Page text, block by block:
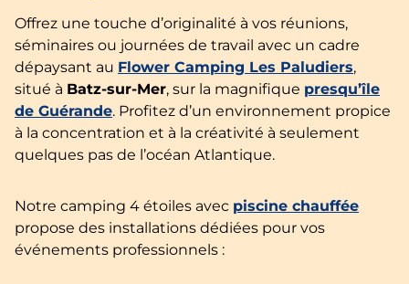
Offrez une touche d’originalité à vos réunions,
séminaires ou journées de travail avec un cadre
dépaysant au Flower Camping Les Paludiers,
situé à Batz-sur-Mer, sur la magnifique presqu’île
de Guérande. Profitez d’un environnement propice
à la concentration et à la créativité à seulement
quelques pas de l’océan Atlantique.
Notre camping 4 étoiles avec piscine chauffée
propose des installations dédiées pour vos
événements professionnels :